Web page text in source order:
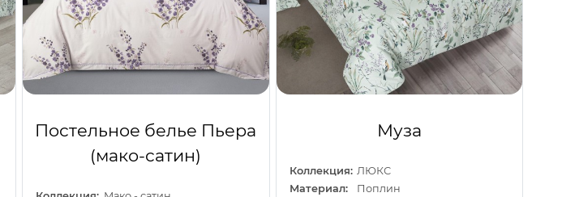
Постельное белье Пьера
(мако-сатин)
Муза
Коллекция: ЛЮКС
Материал:
Поплин